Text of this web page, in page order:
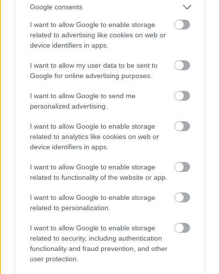
Google consents
I want to allow Google to enable storage
related to advertising like cookies on web or
device identifiers in apps.
I want to allow my user data to be sent to
Google for online advertising purposes.
I want to allow Google to send me
personalized advertising.
I want to allow Google to enable storage
related to analytics like cookies on web or
device identifiers in apps.
I want to allow Google to enable storage
related to functionality of the website or app.
I want to allow Google to enable storage
related to personalization.
I want to allow Google to enable storage
related to security, including authentication
functionality and fraud prevention, and other
user protection.
Akkor jöhet a 3. Orbán-kormány
Szólj hozzá!
A hozzászóláshoz be kell lépned!
VAGY